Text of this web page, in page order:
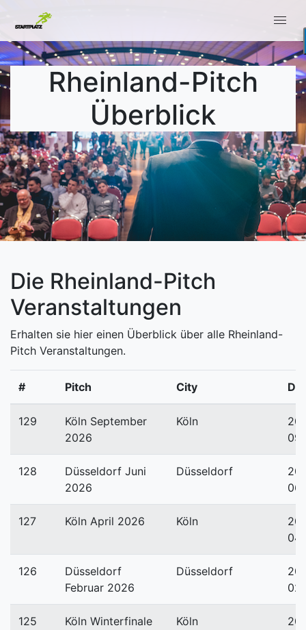
Rheinland-Pitch
Überblick
Die Rheinland-Pitch
Veranstaltungen
Erhalten sie hier einen Überblick über alle Rheinland-
Pitch Veranstaltungen.
# Pitch City
129
Köln September
2026
Köln
128
Düsseldorf Juni
2026
Düsseldorf
127 Köln April 2026 Köln
126
Düsseldorf
Februar 2026
Düsseldorf
125
Köln Winterfinale
Köln